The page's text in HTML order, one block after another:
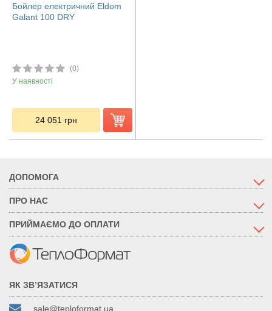
Бойлер електричний Eldom
Galant 100 DRY
(0)
У наявності
24 051 грн
ДОПОМОГА
ПРО НАС
ПРИЙМАЄМО ДО ОПЛАТИ
ЯК ЗВ’ЯЗАТИСЯ
sale@teploformat.ua